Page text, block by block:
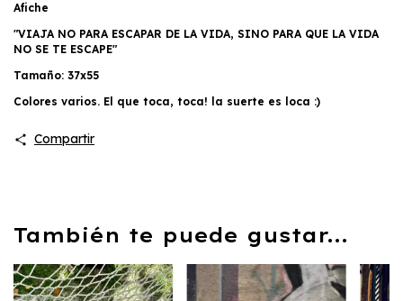
Afiche
"VIAJA NO PARA ESCAPAR DE LA VIDA, SINO PARA QUE LA VIDA
NO SE TE ESCAPE"
Tamaño: 37x55
Colores varios. El que toca, toca! la suerte es loca :)
Compartir
También te puede gustar...